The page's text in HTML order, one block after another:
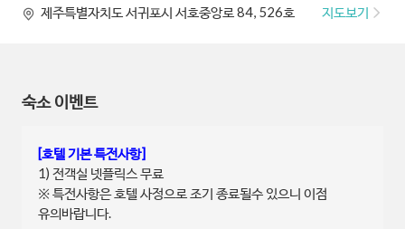
제주특별자치도 서귀포시 서호중앙로 84, 526호 지도보기
숙소 이벤트
[호텔 기본 특전사항]
1) 전객실 넷플릭스 무료
※ 특전사항은 호텔 사정으로 조기 종료될수 있으니 이점
유의바랍니다.